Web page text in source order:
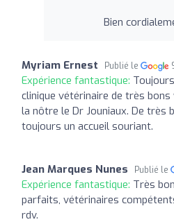
Bien
Myriam Ernest Publié le
Expérience fantastique:
clinique vétérinaire de très
la nôtre le Dr Jouniaux. De très
toujours un accueil souriant.
Jean Marques Nunes Publié le
Expérience fantastique: Très
parfaits, vétérinaires
rdv.